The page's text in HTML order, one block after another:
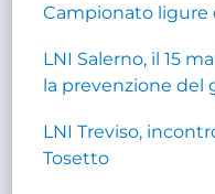
Campionato ligure
LNI Salerno, il 15
la prevenzione del
LNI Treviso,
Tosetto